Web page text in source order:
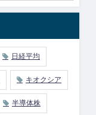
日経平均
キオクシア
半導体株